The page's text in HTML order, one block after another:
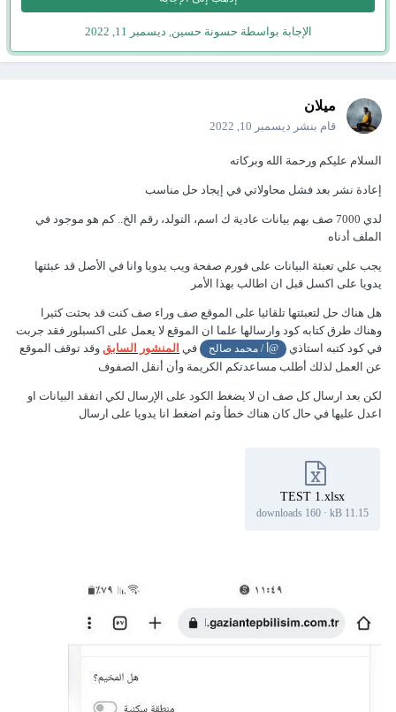
الإجابة بواسطة حسونة حسين,ديسمبر 11, 2022
ميلان
قام بنشر ديسمبر 10, 2022
السلام عليكم ورحمة الله وبركاته
إعادة نشر بعد فشل محاولاتي في إيجاد حل مناسب
لدي 7000 صف بهم بيانات عادية ك اسم، التولد، رقم الخ.. كم هو موجود في
الملف أدناه
يجب علي تعبئة البيانات على فورم صفحة ويب يدويا وانا في الأصل قد عبئتها
يدويا على اكسل قبل ان اطالب بهذا الأمر
هل هناك حل لتعبئتها تلقائيا على الموقع صف وراء صف كنت قد بحثت كثيرا
وهناك طرق كتابه كود وارسالها علما ان الموقع لا يعمل على اكسبلور فقد جربت
في كود كتبه استاذي
@أ / محمد صالح فيالمنشور السابقوقد توقف الموقع
عن العمل لذلك أطلب مساعدتكم الكريمة وأن أنقل الصفوف
لكن بعد ارسال كل صف ان لا يضغط الكود على الإرسال لكي اتفقد البيانات او
اعدل عليها في حال كان هناك خطأ وثم اضغط انا يدويا على ارسال
TEST 1.xlsx
11.15 kB
·
160 downloads